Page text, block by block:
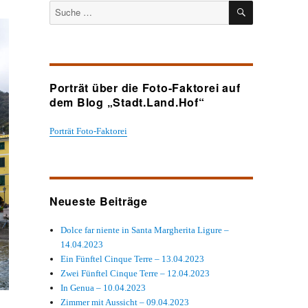
Suche
SUCHEN
Porträt über die Foto-Faktorei auf
dem Blog „Stadt.Land.Hof“
Porträt Foto-Faktorei
Neueste Beiträge
Dolce far niente in Santa Margherita Ligure –
14.04.2023
Ein Fünftel Cinque Terre – 13.04.2023
Zwei Fünftel Cinque Terre – 12.04.2023
In Genua – 10.04.2023
Zimmer mit Aussicht – 09.04.2023